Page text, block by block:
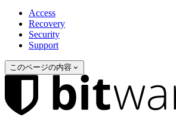
Access
Recovery
Security
Support
このページの内容